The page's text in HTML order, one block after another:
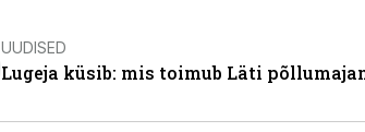
UUDISED
Lugeja küsib: mis toimub Läti